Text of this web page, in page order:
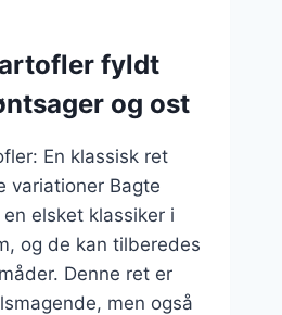
fyldt
og ost
En klassisk ret
variationer Bagte
elsket klassiker i
og de kan tilberedes
Denne ret er
men også